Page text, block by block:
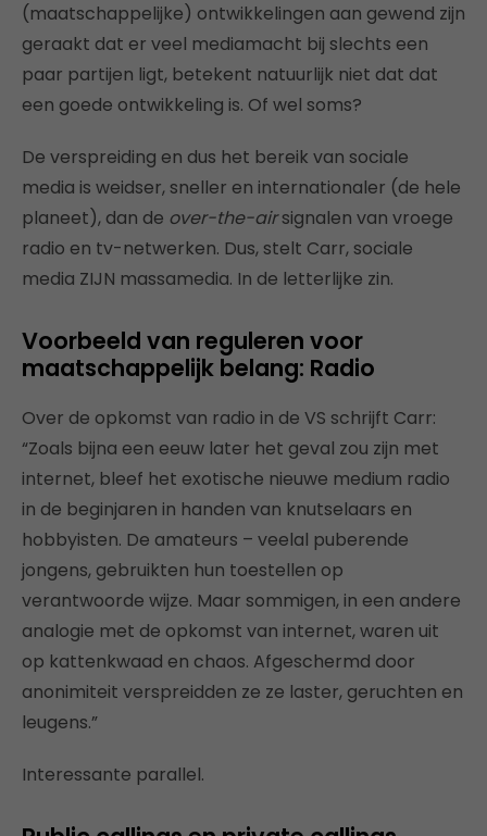
(maatschappelijke) ontwikkelingen aan gewend zijn
geraakt dat er veel mediamacht bij slechts een
paar partijen ligt, betekent natuurlijk niet dat dat
een goede ontwikkeling is. Of wel soms?
De verspreiding en dus het bereik van sociale
media is weidser, sneller en internationaler (de hele
planeet), dan de over-the-airsignalen van vroege
radio en tv-netwerken. Dus, stelt Carr, sociale
media ZIJN massamedia. In de letterlijke zin.
Voorbeeld van reguleren voor
maatschappelijk belang: Radio
Over de opkomst van radio in de VS schrijft Carr:
“Zoals bijna een eeuw later het geval zou zijn met
internet, bleef het exotische nieuwe medium radio
in de beginjaren in handen van knutselaars en
hobbyisten. De amateurs – veelal puberende
jongens, gebruikten hun toestellen op
verantwoorde wijze. Maar sommigen, in een andere
analogie met de opkomst van internet, waren uit
op kattenkwaad en chaos. Afgeschermd door
anonimiteit verspreidden ze ze laster, geruchten en
leugens.”
Interessante parallel.